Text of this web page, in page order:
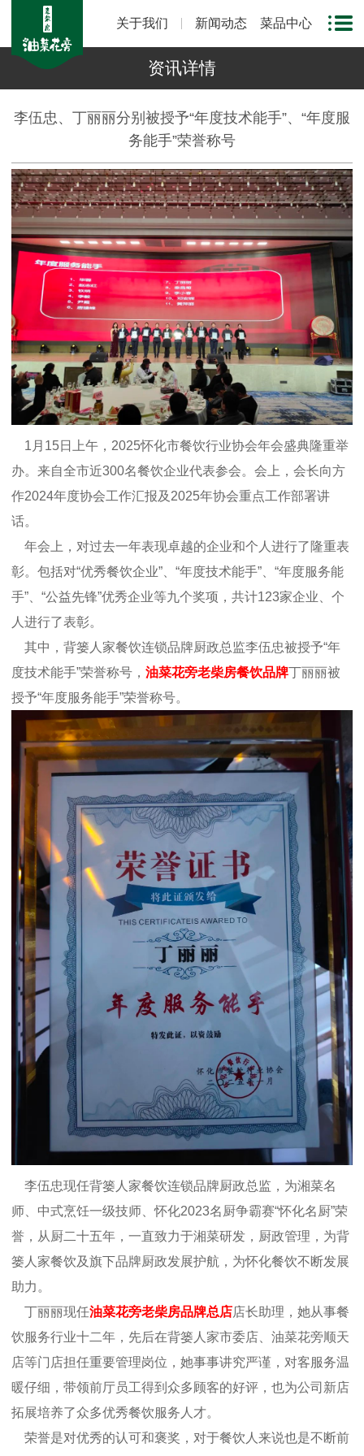
关于我们 新闻动态 菜品中心
资讯详情
李伍忠、丁丽丽分别被授予“年度技术能手”、“年度服
务能手”荣誉称号
1月15日上午，2025怀化市餐饮行业协会年会盛典隆重举
办。来自全市近300名餐饮企业代表参会。会上，会长向方
作2024年度协会工作汇报及2025年协会重点工作部署讲
话。
年会上，对过去一年表现卓越的企业和个人进行了隆重表
彰。包括对“优秀餐饮企业”、“年度技术能手”、“年度服务能
手”、“公益先锋”优秀企业等九个奖项，共计123家企业、个
人进行了表彰。
其中，背篓人家餐饮连锁品牌厨政总监李伍忠被授予“年
度技术能手”荣誉称号， 油菜花旁老柴房餐饮品牌丁丽丽被
授予“年度服务能手”荣誉称号。
李伍忠现任背篓人家餐饮连锁品牌厨政总监，为湘菜名
师、中式烹饪一级技师、怀化2023名厨争霸赛“怀化名厨”荣
誉，从厨二十五年，一直致力于湘菜研发，厨政管理，为背
篓人家餐饮及旗下品牌厨政发展护航，为怀化餐饮不断发展
助力。
丁丽丽现任油菜花旁老柴房品牌总店店长助理，她从事餐
饮服务行业十二年，先后在背篓人家市委店、油菜花旁顺天
店等门店担任重要管理岗位，她事事讲究严谨，对客服务温
暖仔细，带领前厅员工得到众多顾客的好评，也为公司新店
拓展培养了众多优秀餐饮服务人才。
荣誉是对优秀的认可和褒奖，对于餐饮人来说也是不断前